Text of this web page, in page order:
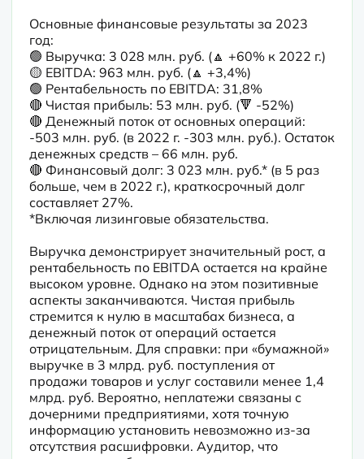
Основные финансовые результаты за 2023
год:
🟢 Выручка: 3 028 млн. руб. (🔼 +60% к 2022 г.)
🟡 EBITDA: 963 млн. руб. (🔼 +3,4%)
🟢 Рентабельность по EBITDA: 31,8%
🔴 Чистая прибыль: 53 млн. руб. (🔻 -52%)
🔴 Денежный поток от основных операций:
-503 млн. руб. (в 2022 г. -303 млн. руб.). Остаток
денежных средств – 66 млн. руб.
🔴 Финансовый долг: 3 023 млн. руб.* (в 5 раз
больше, чем в 2022 г.), краткосрочный долг
составляет 27%.
*Включая лизинговые обязательства.
Выручка демонстрирует значительный рост, а
рентабельность по EBITDA остается на крайне
высоком уровне. Однако на этом позитивные
аспекты заканчиваются. Чистая прибыль
стремится к нулю в масштабах бизнеса, а
денежный поток от операций остается
отрицательным. Для справки: при «бумажной»
выручке в 3 млрд. руб. поступления от
продажи товаров и услуг составили менее 1,4
млрд. руб. Вероятно, неплатежи связаны с
дочерними предприятиями, хотя точную
информацию установить невозможно из-за
отсутствия расшифровки. Аудитор, что